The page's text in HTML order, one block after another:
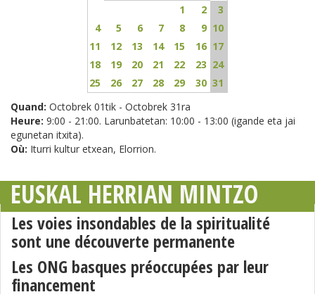
1 2
3
4
5 6 7 8 9 10
11
12 13 14 15 16 17
18
19 20 21 22 23 24
25
26 27 28 29 30 31
Quand: Octobrek 01tik - Octobrek 31ra
Heure: 9:00 - 21:00. Larunbatetan: 10:00 - 13:00 (igande eta jai
egunetan itxita).
Où: Iturri kultur etxean, Elorrion.
EUSKAL HERRIAN MINTZO
Les voies insondables de la spiritualité
sont une découverte permanente
Les ONG basques préoccupées par leur
financement